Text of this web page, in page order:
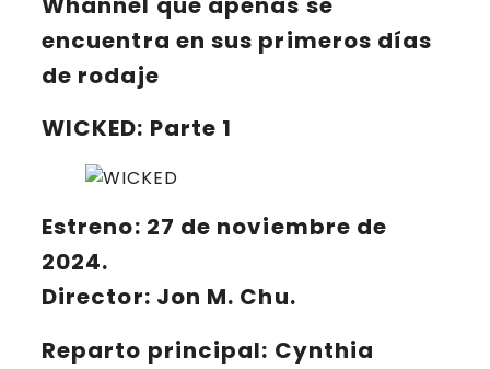
encuentra en sus primeros días
de rodaje
WICKED: Parte 1
Estreno: 27 de noviembre de
2024.
Director: Jon M. Chu.
Reparto principal: Cynthia